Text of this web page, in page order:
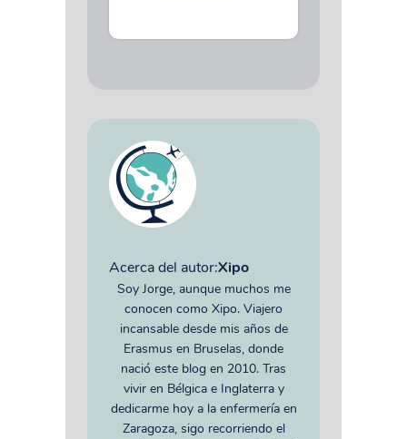
Acerca del autor:Xipo
Soy Jorge, aunque muchos me
conocen como Xipo. Viajero
incansable desde mis años de
Erasmus en Bruselas, donde
nació este blog en 2010. Tras
vivir en Bélgica e Inglaterra y
dedicarme hoy a la enfermería en
Zaragoza, sigo recorriendo el